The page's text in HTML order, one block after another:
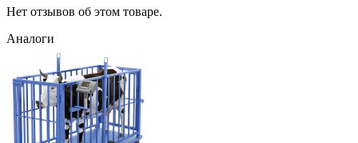
Нет отзывов об этом товаре.
Аналоги